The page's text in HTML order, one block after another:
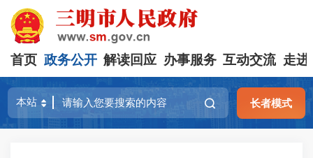
首页 政务公开 解读回应 办事服务 互动交流 走进
长者模式